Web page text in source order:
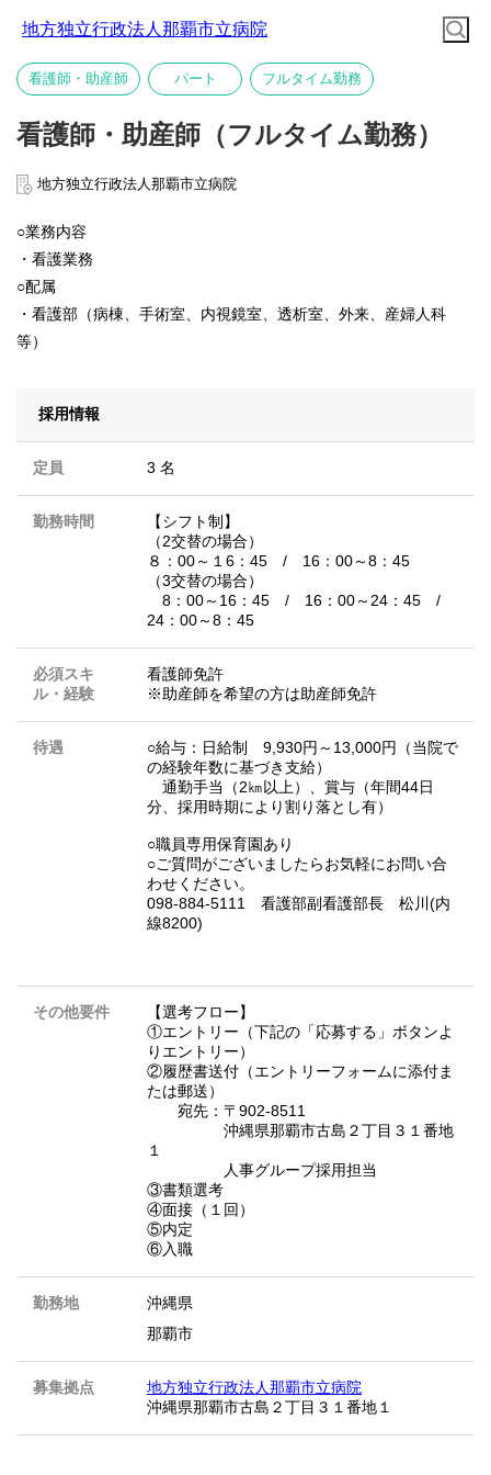
地方独立行政法人那覇市立病院
看護師・助産師 パート フルタイム勤務
看護師・助産師（フルタイム勤務）
地方独立行政法人那覇市立病院
○業務内容
・看護業務
○配属
・看護部（病棟、手術室、内視鏡室、透析室、外来、産婦人科
等）
採用情報
定員 3 名
勤務時間
【シフト制】
（2交替の場合）
８：00～１6：45 / 16：00～8：45
（3交替の場合）
8：00～16：45 / 16：00～24：45 /
24：00～8：45
必須スキ
ル・経験
看護師免許
※助産師を希望の方は助産師免許
待遇
○給与：日給制 9,930円～13,000円（当院で
の経験年数に基づき支給）
通勤手当（2㎞以上）、賞与（年間44日
分、採用時期により割り落とし有）
○職員専用保育園あり
○ご質問がございましたらお気軽にお問い合
わせください。
098-884-5111 看護部副看護部長 松川(内
線8200)
その他要件
【選考フロー】
①エントリー（下記の「応募する」ボタンよ
りエントリー）
②履歴書送付（エントリーフォームに添付ま
たは郵送）
宛先：〒902-8511
沖縄県那覇市古島２丁目３１番地
１
人事グループ採用担当
③書類選考
④面接（１回）
⑤内定
⑥入職
勤務地
沖縄県
那覇市
募集拠点
地方独立行政法人那覇市立病院
沖縄県那覇市古島２丁目３１番地１